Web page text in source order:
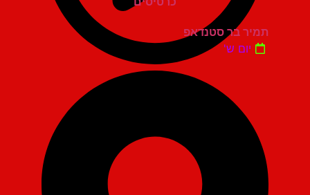
תמיר בר סטנדאפ
יום ש'